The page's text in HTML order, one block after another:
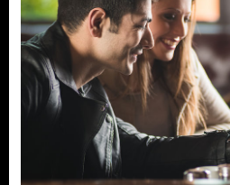
NVM Voorwaarden
Professionele Opdrachtgevers
Links
Ibiza Real Estate BDK
NieuwWonenUtrecht